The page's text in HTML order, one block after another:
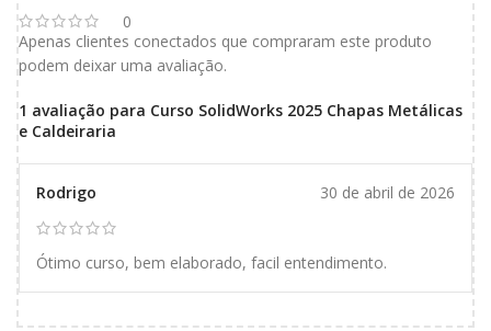
0
1 avaliação para Curso SolidWorks 2025 Chapas Metálicas
e Caldeiraria
Rodrigo 30 de abril de 2026
Ótimo curso, bem elaborado, facil entendimento.
Apenas clientes conectados que compraram este produto
podem deixar uma avaliação.